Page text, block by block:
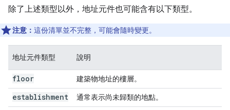
除了上述類型以外，地址元件也可能含有以下類型。
注意： 這份清單並不完整，可能會隨時變更。
地址元件類型 說明
floor 建築物地址的樓層。
establishment 通常表示尚未歸類的地點。